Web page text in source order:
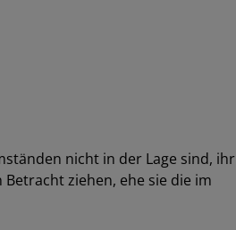
nicht in der Lage sind, ihr
ziehen, ehe sie die im